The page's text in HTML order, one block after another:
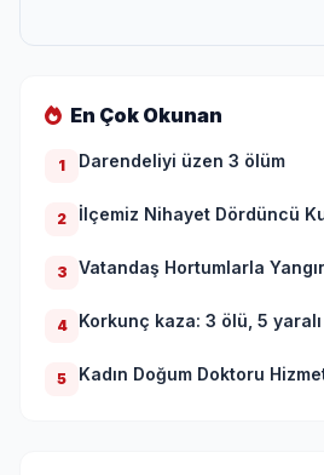
En Çok Okunan
1 Darendeliyi üzen 3 ölüm
2 İlçemiz Nihayet Dördüncü
3 Vatandaş Hortumlarla
4 Korkunç kaza: 3 ölü, 5 yaralı
5 Kadın Doğum Doktoru